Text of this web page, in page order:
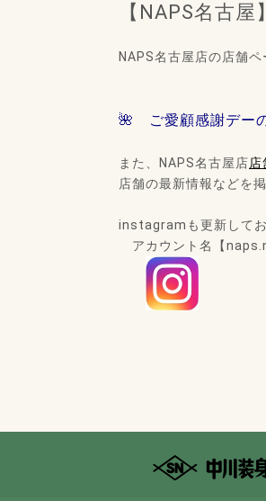
【NAPS名古
NAPS名古屋店の店舗
🌺 ご愛顧感謝デー
また、NAPS名古屋店店
店舗の最新情報などを
instagramも更新してお
アカウント名【